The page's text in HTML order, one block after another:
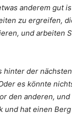
anderem gut
zu ergreifen,
und arbeiten
hinter der
es könnte
den anderen, und
und hat einen